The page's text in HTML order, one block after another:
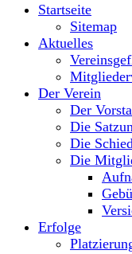
Startseite
Sitemap
Aktuelles
Der Verein
Der
Die
Die
Die
Erfolge